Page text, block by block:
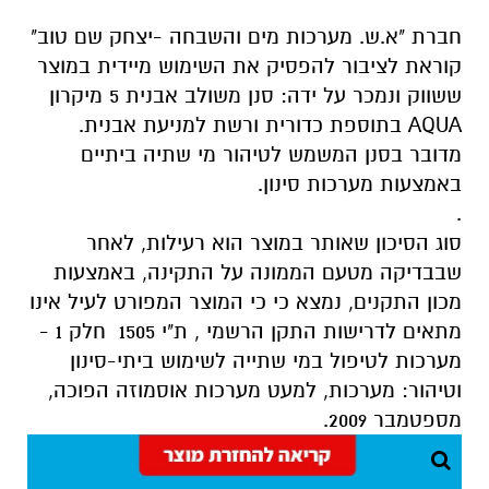
חברת "א.ש. מערכות מים והשבחה -יצחק שם טוב"
קוראת לציבור להפסיק את השימוש מיידית במוצר
ששווק ונמכר על ידה: סנן משולב אבנית 5 מיקרון
AQUA בתוספת כדורית ורשת למניעת אבנית.
מדובר בסנן המשמש לטיהור מי שתיה ביתיים
באמצעות מערכות סינון.
.
סוג הסיכון שאותר במוצר הוא רעילות, לאחר
שבבדיקה מטעם הממונה על התקינה, באמצעות
מכון התקנים, נמצא כי כי המוצר המפורט לעיל אינו
מתאים לדרישות התקן הרשמי , ת"י 1505 חלק 1 -
מערכות לטיפול במי שתייה לשימוש ביתי-סינון
וטיהור: מערכות, למעט מערכות אוסמוזה הפוכה,
מספטמבר 2009.